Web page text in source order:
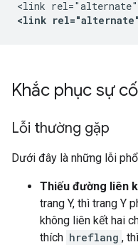
<link
Khắc phục sự cố
Lỗi thường gặp
Dưới đây là những lỗi
Thiếu đường liên
trang Y, thì trang Y
không liên kết hai
thích hreflang ,